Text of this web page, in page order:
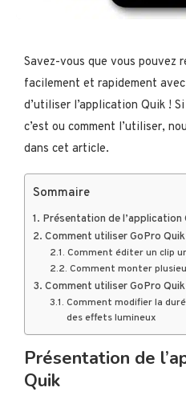
Savez-vous que vous pouvez
facilement et rapidement
d’utiliser l’application Quik !
c’est ou comment l’utiliser,
dans cet article.
Sommaire
Présentation de l’application
Comment utiliser GoPro
Comment éditer un clip
Comment monter
Comment utiliser GoPro
Comment modifier la
des effets lumineux
Présentation de
Quik